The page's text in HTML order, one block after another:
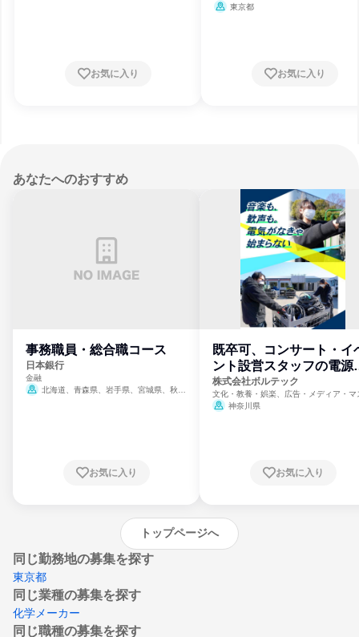
お気に入り
東京都
お気に入り
あなたへのおすすめ
事務職員・総合職コース
日本銀行
金融
北海道、青森県、岩手県、宮城県、秋田
崎県、熊本県、大分県、宮崎県、鹿児島県、
お気に入り
既卒可、コンサート・イ
ント設営スタッフの電源
門
株式会社ボルテック
文化・教養・娯楽、広告・メディア・マ
ミ、電力・ガス・水道・エネルギー
神奈川県
お気に入り
トップページへ
同じ勤務地の募集を探す
東京都
同じ業種の募集を探す
化学メーカー
同じ職種の募集を探す